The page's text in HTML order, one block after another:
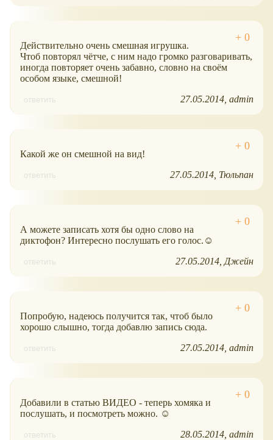
Действительно очень смешная игрушка.
Чтоб повторял чётче, с ним надо громко разговаривать,
иногда повторяет очень забавно, словно на своём
особом языке, смешной!
ответить 27.05.2014 admin
Какой же он смешной на вид!
ответить 27.05.2014 Тюльпан
А можете записать хотя бы одно слово на
диктофон? Интересно послушать его голос.☺
ответить 27.05.2014 Джейн
Попробую, надеюсь получится так, чтоб было
хорошо слышно, тогда добавлю запись сюда.
ответить 27.05.2014 admin
Добавили в статью ВИДЕО - теперь хомяка и
послушать, и посмотреть можно. ☺
ответить 28.05.2014 admin